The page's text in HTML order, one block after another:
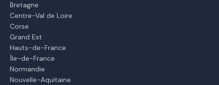
Bretagne
Centre-Val de Loire
Corse
Grand Est
Hauts-de-France
Île-de-France
Normandie
Nouvelle-Aquitaine